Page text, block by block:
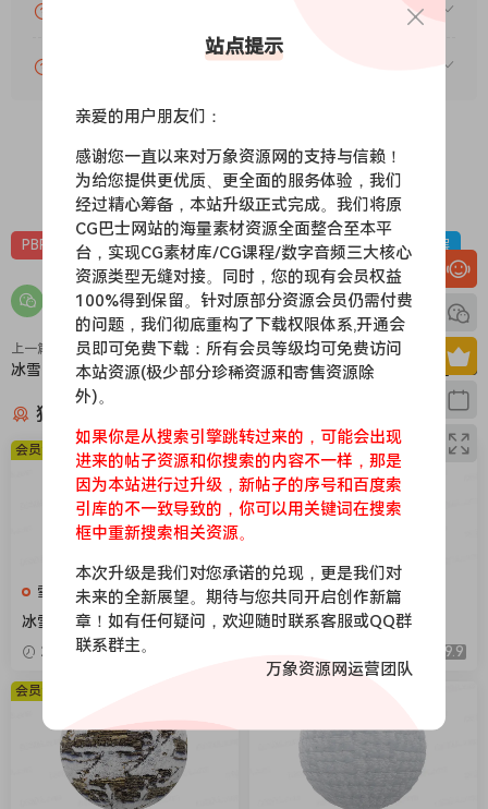
0 0
PBR-冰雪 PBR材质（在线预览） 材质贴图 雪地，下雪，冰层
上一篇
冰雪010
下一篇
冰雪008
猜你喜欢
雪地，下雪，冰层
冰雪104
2026-04-08
会员免费
雪地，下雪，冰层
冰雪106
9.9
会员免费
会员免费
站点提示
亲爱的用户朋友们：
感谢您一直以来对万象资源网的支持与信赖！
为给您提供更优质、更全面的服务体验，我们
经过精心筹备，本站升级正式完成。我们将原
CG巴士网站的海量素材资源全面整合至本平
台，实现CG素材库/CG课程/数字音频三大核心
资源类型无缝对接。同时，您的现有会员权益
100%得到保留。针对原部分资源会员仍需付费
的问题，我们彻底重构了下载权限体系,开通会
员即可免费下载：所有会员等级均可免费访问
本站资源(极少部分珍稀资源和寄售资源除
外)。
如果你是从搜索引擎跳转过来的，可能会出现
进来的帖子资源和你搜索的内容不一样，那是
因为本站进行过升级，新帖子的序号和百度索
引库的不一致导致的，你可以用关键词在搜索
框中重新搜索相关资源。
本次升级是我们对您承诺的兑现，更是我们对
未来的全新展望。期待与您共同开启创作新篇
章！如有任何疑问，欢迎随时联系客服或QQ群
联系群主。
万象资源网运营团队